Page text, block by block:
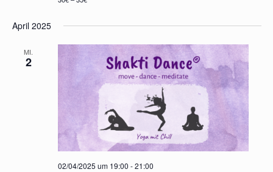
April 2025
MI.
2
02/04/2025 um 19:00 -21:00